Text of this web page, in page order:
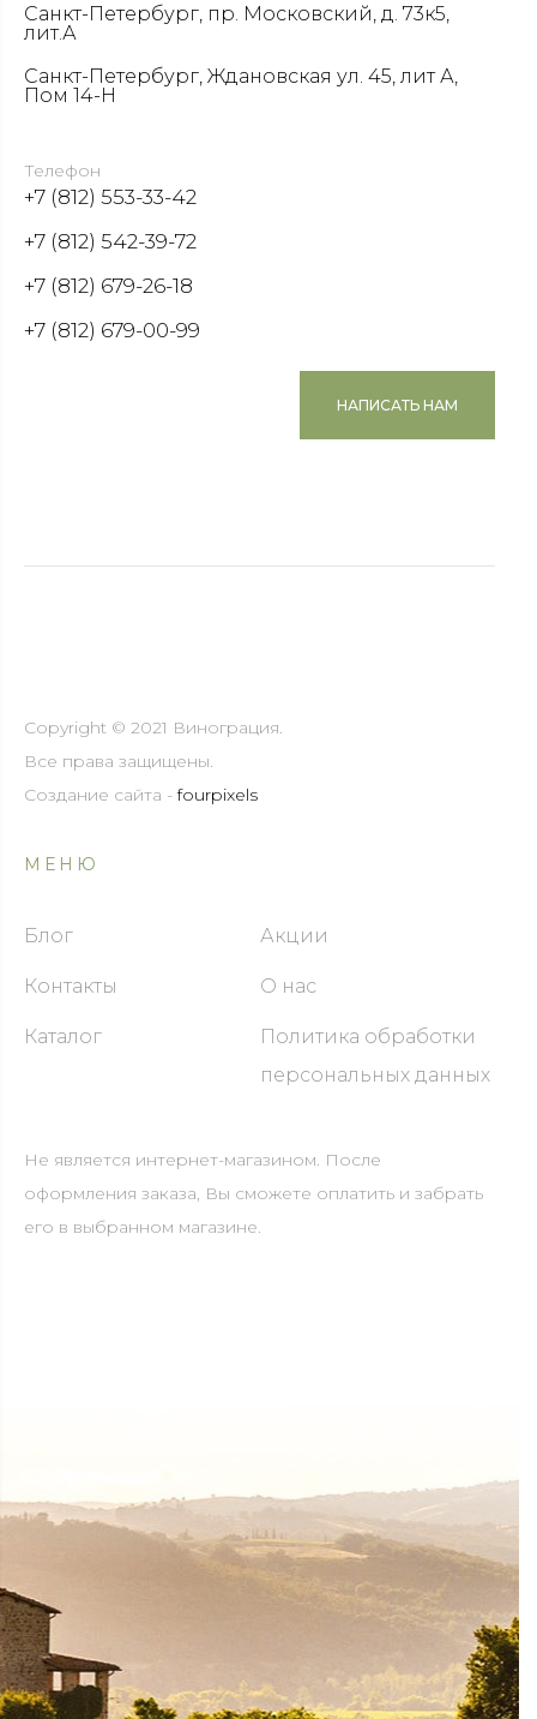
Санкт-Петербург, пр. Московский, д. 73к5,
лит.А
Санкт-Петербург, Ждановская ул. 45, лит А,
Пом 14-Н
Телефон
+7 (812) 553-33-42
+7 (812) 542-39-72
+7 (812) 679-26-18
+7 (812) 679-00-99
НАПИСАТЬ НАМ
Copyright © 2021 Винограция.
Все права защищены.
Создание сайта -fourpixels
МЕНЮ
Блог Акции
Контакты О нас
Каталог
Политика обработки
персональных данных
Не является интернет-магазином. После
оформления заказа, Вы сможете оплатить и забрать
его в выбранном магазине.